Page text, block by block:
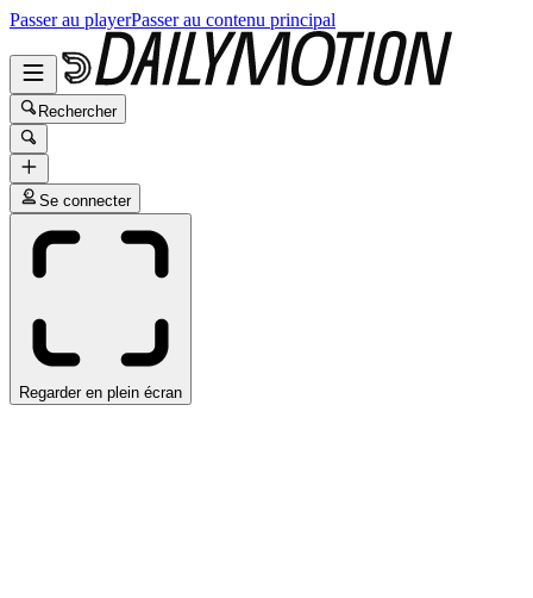
Passer au playerPasser au contenu principal
Rechercher
Se connecter
Regarder en plein écran